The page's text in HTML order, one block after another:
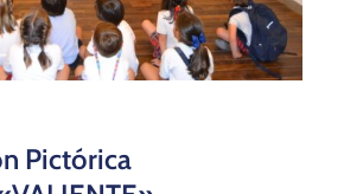
Pictórica